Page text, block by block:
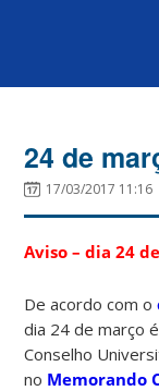
24 de
17/03/2017 11:16
Aviso – dia 24
De acordo com o
dia 24 de março
Conselho
no Memorando